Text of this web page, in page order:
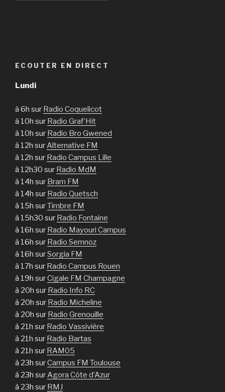
ECOUTER EN DIRECT
Lundi
à 6h sur Radio Coquelicot
à 10h sur Radio Graf’Hit
à 10h sur Radio Bro Gwened
à 12h surAlternative FM
à 12h sur Radio Campus Lille
à 12h30 sur Radio MdM
à 14h sur Bram FM
à 14h sur Radio Quetsch
à 15h surTimbre FM
à 15h30 sur Radio Fontaine
à 16h sur Radio Mayouri Campus
à 16h sur Radio Semnoz
à 16h surSorgia FM
à 17h sur Radio Campus Rouen
à 19h surCigale FM Champagne
à 20h sur Radio Info RC
à 20h sur Radio Micheline
à 20h sur Radio Grenouille
à 21h sur Radio Vassivière
à 21h sur Radio Bartas
à 21h sur RAM05
à 23h surCampus FM Toulouse
à 23h surAgora Côte d’Azur
à 23h sur RMJ